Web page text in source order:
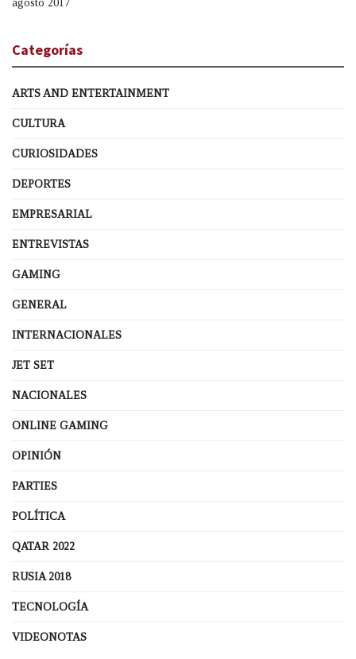
agosto 2017
Categorías
ARTS AND ENTERTAINMENT
CULTURA
CURIOSIDADES
DEPORTES
EMPRESARIAL
ENTREVISTAS
GAMING
GENERAL
INTERNACIONALES
JET SET
NACIONALES
ONLINE GAMING
OPINIÓN
PARTIES
POLÍTICA
QATAR 2022
RUSIA 2018
TECNOLOGÍA
VIDEONOTAS